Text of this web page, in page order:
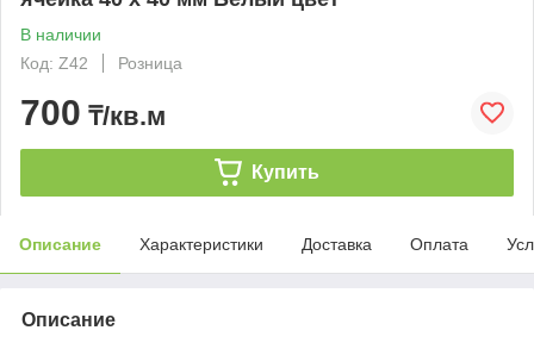
В наличии
Код: Z42
Розница
700 ₸/кв.м
Купить
Описание Характеристики Доставка Оплата
Описание